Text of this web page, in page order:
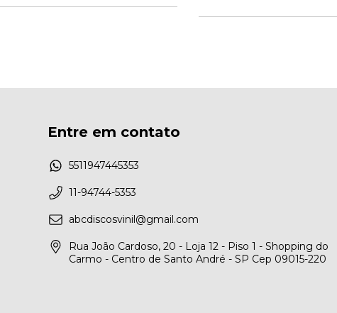
Entre em contato
5511947445353
11-94744-5353
abcdiscosvinil@gmail.com
Rua João Cardoso, 20 - Loja 12 - Piso 1 - Shopping do
Carmo - Centro de Santo André - SP Cep 09015-220